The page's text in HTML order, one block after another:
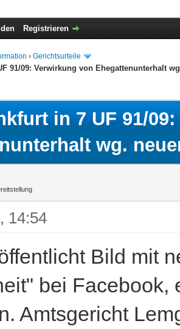
Registrieren
› Gerichtsurteile
91/09: Verwirkung von Ehegattenunterhalt
in 7 UF 91/
wg.
14:54
Bild mit
bei Facebook,
Amtsgericht